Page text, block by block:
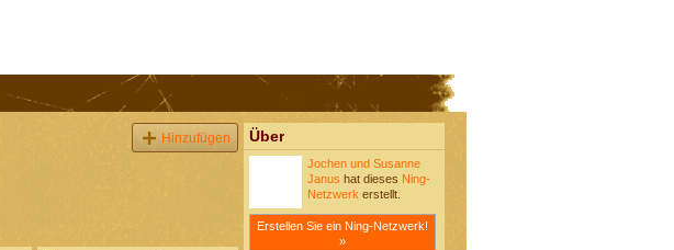
Hinzufügen Über
Jochen und Susanne
Janus hat dieses Ning-
Netzwerk erstellt.
Erstellen Sie ein Ning-Netzwerk!
»